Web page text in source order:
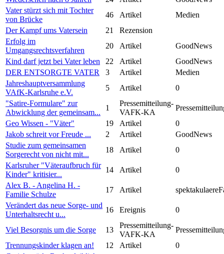
Vater stürzt sich mit Tochter
von Brücke
46 Artikel
Medien
Der Kampf ums Vatersein
21
Rezension
Erfolg im
Umgangsrechtsverfahren
20 Artikel
GoodNews
Kind darf jetzt bei Vater leben
22 Artikel
GoodNews
DER ENTSORGTE VATER
3 Artikel
Medien
Jahreshauptversammlung
VAfK-Karlsruhe e.V.
5 Artikel
0
"Satire-Formulare" zur
Abwicklung der gemeinsam...
1
Pressemitteilung-
VAFK-KA
Geo Wissen - "Väter"
19 Artikel
0
Jakob schreit vor Freude ...
2 Artikel
GoodNews
Studie zum gemeinsamen
Sorgerecht von nicht mit...
18 Artikel
0
Karlsruher "Väteraufbruch für
Kinder" kritisier...
14 Artikel
0
Alex B. - Angelina H. -
Familie Schulze
17 Artikel
Verändert das neue Sorge- und
Unterhaltsrecht u...
16 Ereignis 0
Viel Besorgnis um die Sorge 13
Pressemitteilung-
VAFK-KA
Trennungskinder klagen an!
12 Artikel
0